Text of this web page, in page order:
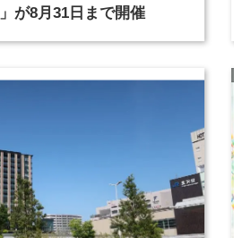
が8月31日まで開催